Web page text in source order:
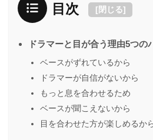
目次 [閉じる]
ドラマーと目が合う理由5つの
ベースがずれているから
ドラマーが自信がないから
もっと息を合わせるため
ベースが聞こえないから
目を合わせた方が楽しめるか